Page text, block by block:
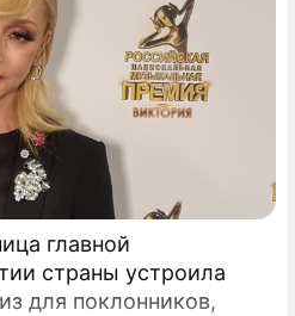
главной
страны устроила
для поклонников,